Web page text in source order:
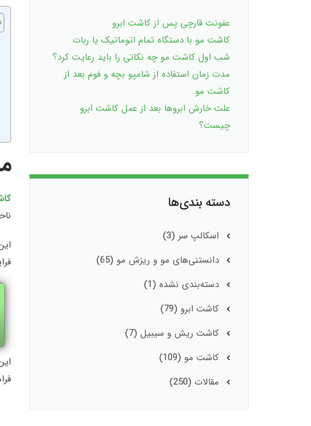
عفونت قارچی پس از کاشت ابرو
کاشت مو با دستگاه تمام اتوماتیک یا ربات
شب اول کاشت مو چه نکاتی را باید رعایت کرد؟
مدت زمان استفاده از شامپو بچه و فوم بعد از
کاشت مو
علت خارش ابروها بعد از عمل کاشت ابرو
چیست؟
دسته بندی‌ها
اسکالپ سر (3)
دانستنی‌های مو و ریزش مو (65)
دسته‌بندی نشده (1)
کاشت ابرو (79)
کاشت ریش و سیبیل (7)
کاشت مو (109)
مقالات (250)